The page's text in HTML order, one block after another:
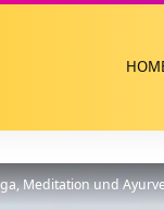
Meditation und